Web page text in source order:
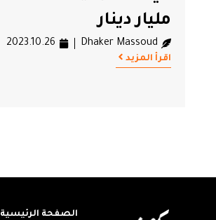
مليار دينار
Dhaker Massoud
2023.10.26
اقرأ المزيد
الصفحة الرئيسية